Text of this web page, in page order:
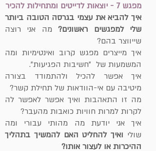
מפגש 7 - יוצאות לדייטים ומתחילות להכיר
איך להביא את עצמי בגרסה הטובה ביותר
שלי למפגשים ראשונים? מה אני רוצה
שייווצר בהם?
איך מייצרים מפגש קרוב ואינטימיות ומה
המשמעות של "חשיבות הפגיעות".
איך אפשר להכיל ולהתמודד בצורה
מיטיבה עם אי-הוודאות של תחילת קשר?
מה זו התאהבות ואיך אפשר לאפשר לה
לקרות למרות חוויות כואבות מהעבר?
איך אני יודעת מה מהותי עבורי ומה
שולי ואיך להחליט האם להמשיך בתהליך
ההיכרות או לעצור אותו?